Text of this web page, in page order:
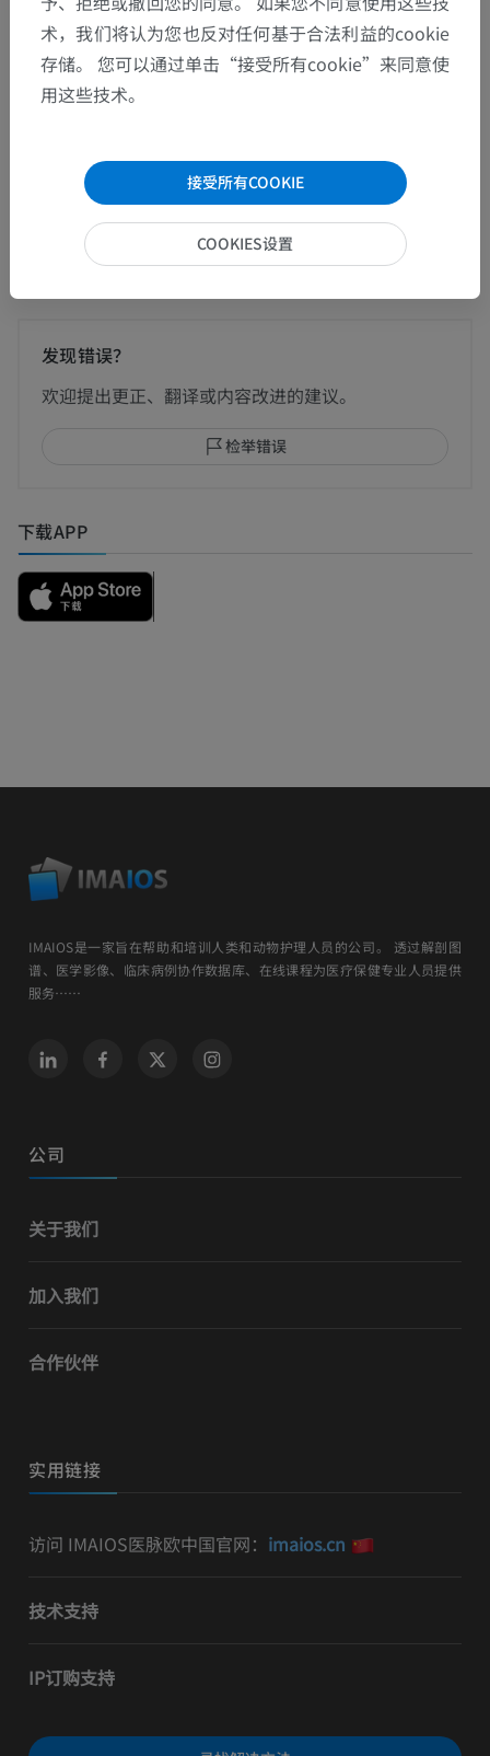
感觉器官> 前庭蜗器官> 外耳> 耳廓肌肉>
耳轮大肌
发现错误？
欢迎提出更正、翻译或内容改进的建议。
检举错误
下载APP
IMAIOS是一家旨在帮助和培训人类和动物护理人员的公司。 透过解剖图
谱、医学影像、临床病例协作数据库、在线课程为医疗保健专业人员提供
服务……
公司
关于我们
加入我们
合作伙伴
实用链接
访问 IMAIOS医脉欧中国官网： imaios.cn
技术支持
IP订购支持
术，我们将认为您也反对任何基于合法利益的cookie
存储。 您可以通过单击“接受所有cookie”来同意使
用这些技术。
接受所有COOKIE
COOKIES设置